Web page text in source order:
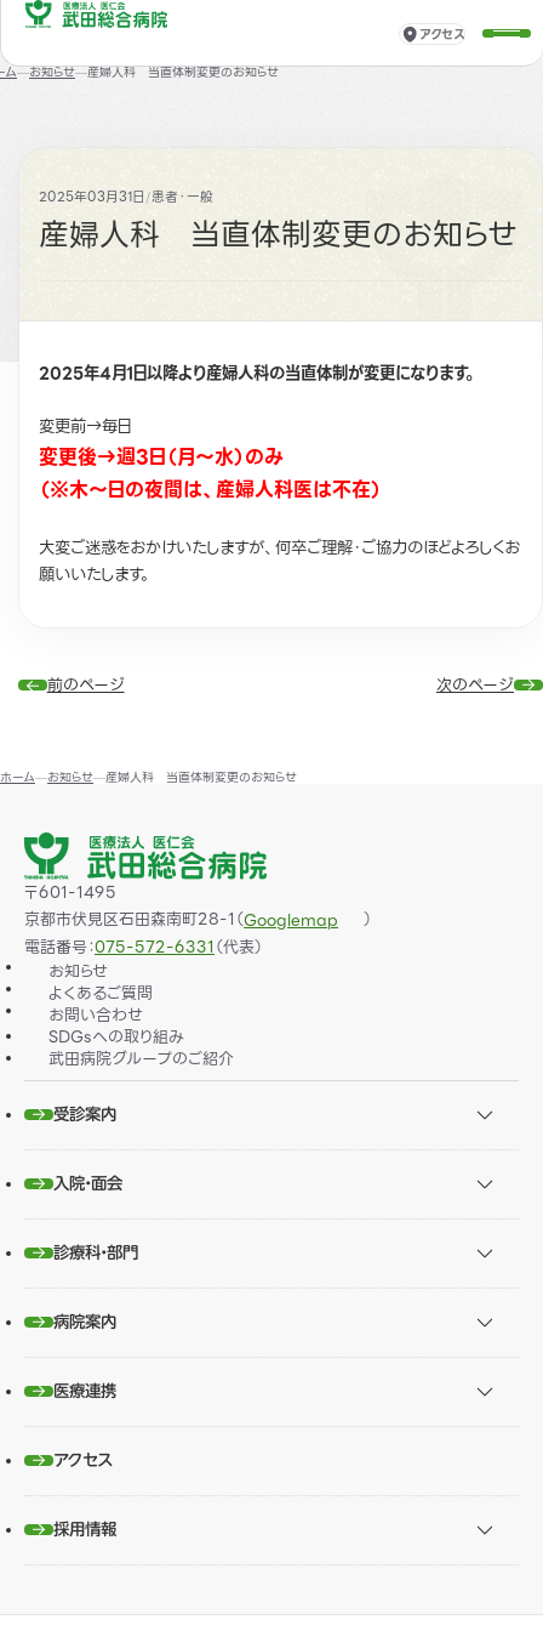
アクセス
ム お知らせ 産婦人科 当直体制変更のお知らせ
2025年03月31日/患者・一般
産婦人科 当直体制変更のお知らせ
2025年4月1日以降より産婦人科の当直体制が変更になります。
変更前→毎日
変更後→週3日（月～水）のみ
（※木～日の夜間は、産婦人科医は不在）
大変ご迷惑をおかけいたしますが、何卒ご理解・ご協力のほどよろしくお
願いいたします。
前のページ 次のページ
ホーム お知らせ 産婦人科 当直体制変更のお知らせ
〒601-1495
京都市伏見区石田森南町28-1（Googlemap
）
電話番号：075-572-6331（代表）
お知らせ
よくあるご質問
お問い合わせ
SDGsへの取り組み
武田病院グループのご紹介
受診案内
入院・面会
診療科・部門
病院案内
医療連携
アクセス
採用情報